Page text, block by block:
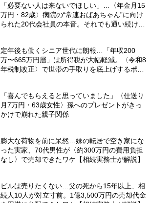
「必要ない人は来ないでほしい」…〈年金月15
万円・82歳〉病院の“常連おばあちゃん”に向け
られた20代会社員の本音。それでも通い続ける
定年後も働くシニア世代に朗報…「年収200
万〜665万円層」は所得税が大幅軽減。〈令和8
年税制改正〉で世帯の手取りを底上げするポイ
「喜んでもらえると思っていました」〈仕送り
月7万円・63歳女性〉孫へのプレゼントがきっ
かけで崩れた親子関係
膨大な荷物を前に呆然…妹の転居で空き家にな
った実家、70代男性が〈約300万円の費用負担
なし〉で売却できたワケ【相続実務士が解説】
ビルは売りたくない…父の死から15年以上、相
続人10人が対立寸前。1億3,500万円の売却代金